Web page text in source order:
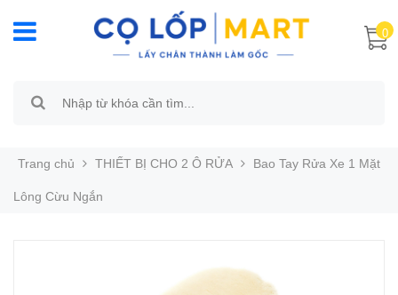
0
Trang chủ THIẾT BỊ CHO 2 Ô RỬA Bao Tay Rửa Xe 1 Mặt
Lông Cừu Ngắn